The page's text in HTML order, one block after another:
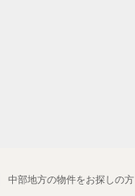
中部地方の物件をお探しの方